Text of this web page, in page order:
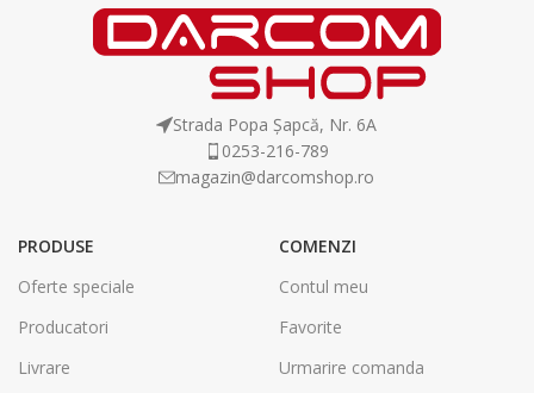
Strada Popa Șapcă, Nr. 6A
0253-216-789
magazin@darcomshop.ro
PRODUSE
Oferte speciale
Producatori
Livrare
COMENZI
Contul meu
Favorite
Urmarire comanda